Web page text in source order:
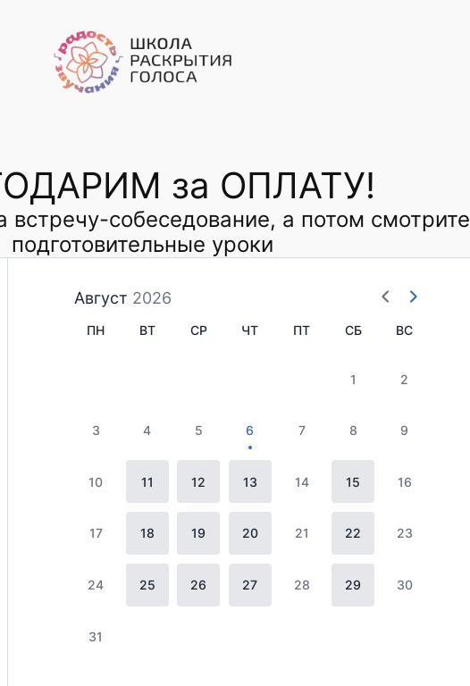
за ОПЛАТУ!
встречу-собеседование, а потом смотрите
подготовительные уроки
Август 2026
ПН ВТ СР ЧТ ПТ СБ ВС
1 2
3 4 5 6 7 8 9
10 11 12 13 14 15 16
17 18 19 20 21 22 23
24 25 26 27 28 29 30
31